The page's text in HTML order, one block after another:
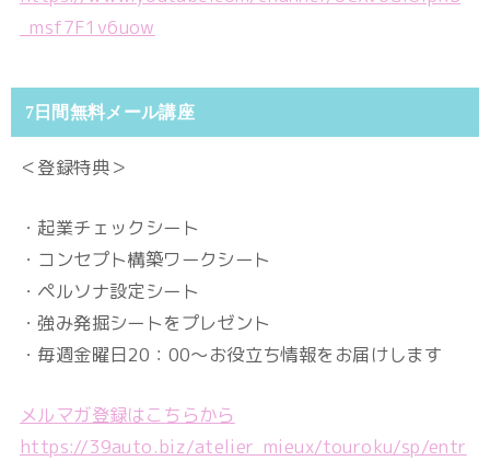
_msf7F1v6uow
7日間無料メール講座
＜登録特典＞
・起業チェックシート
・コンセプト構築ワークシート
・ペルソナ設定シート
・強み発掘シートをプレゼント
・毎週金曜日20：00～お役立ち情報をお届けします
メルマガ登録はこちらから
https://39auto.biz/atelier_mieux/touroku/sp/entr